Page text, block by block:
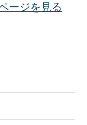
ージを見る